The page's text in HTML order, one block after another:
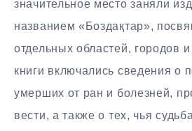
значительное место заняли
названием «Боздақтар»,
отдельных областей, городов
книги включались сведения о
умерших от ран и болезней,
вести, а также о тех, чья